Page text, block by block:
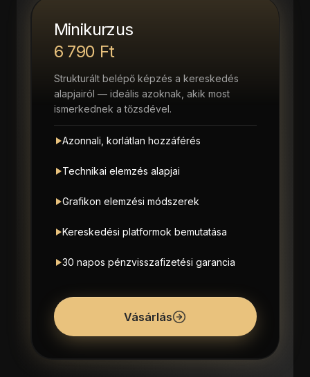
Minikurzus
6 790 Ft
Strukturált belépő képzés a kereskedés
alapjairól — ideális azoknak, akik most
ismerkednek a tőzsdével.
Azonnali, korlátlan hozzáférés
Technikai elemzés alapjai
Grafikon elemzési módszerek
Kereskedési platformok bemutatása
30 napos pénzvisszafizetési garancia
Vásárlás